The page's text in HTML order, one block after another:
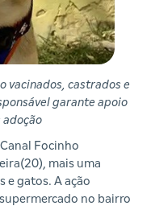
vacinados, castrados e
garante apoio
adoção
Focinho
mais uma
e gatos. A ação
no bairro